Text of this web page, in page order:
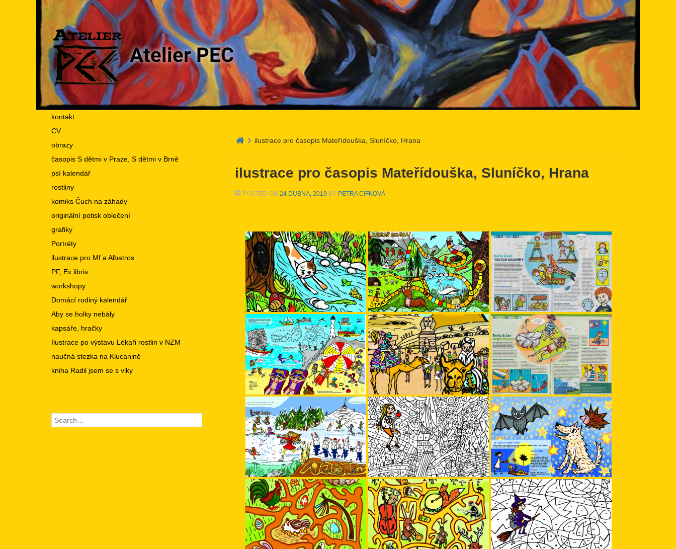
Atelier PEC
kontakt
CV
obrazy
časopis S dětmi v Praze, S dětmi v Brně
psí kalendář
rostliny
komiks Čuch na záhady
originální potisk oblečení
grafiky
Portréty
ilustrace pro Mf a Albatros
PF, Ex libris
workshopy
Domácí rodiný kalendář
Aby se holky nebály
kapsáře, hračky
Ilustrace po výstavu Lékaři rostlin v NZM
naučná stezka na Klucanině
kniha Radil jsem se s vlky
Search
ilustrace pro časopis Mateřídouška, Sluníčko, Hrana
ilustrace pro časopis Mateřídouška, Sluníčko, Hrana
POSTED ON 24 DUBNA, 2019 BY PETRA CIFKOVÁ